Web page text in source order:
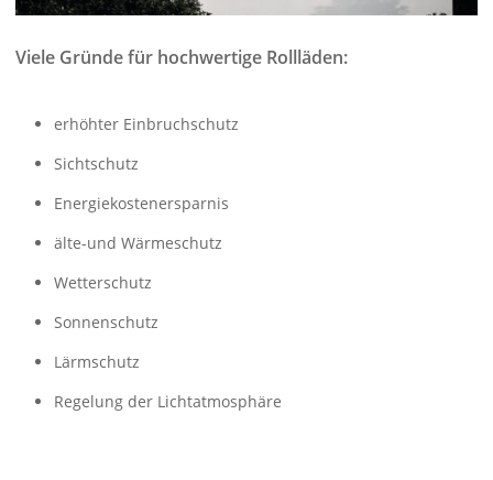
Viele Gründe für hochwertige Rollläden:
erhöhter Einbruchschutz
Sichtschutz
Energiekostenersparnis
älte-und Wärmeschutz
Wetterschutz
Sonnenschutz
Lärmschutz
Regelung der Lichtatmosphäre